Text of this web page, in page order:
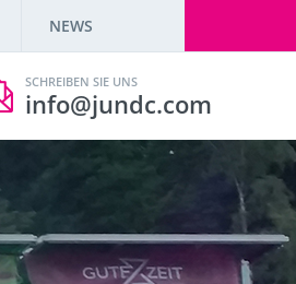
NEWS
SCHREIBEN SIE UNS
info@jundc.com